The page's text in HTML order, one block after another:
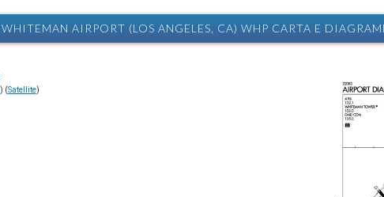
WHITEMAN AIRPORT (LOS ANGELES, CA) WHP CARTA E
) (Satellite)